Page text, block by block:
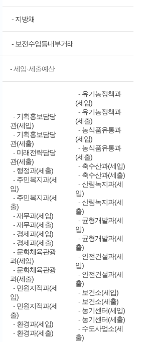
- 지방채
- 보전수입등내부거래
- 세입·세출예산
- 기획홍보담당
관(세입)
- 기획홍보담당
관(세출)
- 미래전략담당
관(세출)
- 행정과(세출)
- 주민복지과(세
입)
- 주민복지과(세
출)
-재무과(세입)
-재무과(세출)
- 경제과(세입)
- 경제과(세출)
- 문화체육관광
과(세입)
- 문화체육관광
과(세출)
- 민원지적과(세
입)
- 민원지적과(세
출)
- 환경과(세입)
- 환경과(세출)
- 유기농정책과
(세입)
- 유기농정책과
(세출)
- 농식품유통과
(세입)
- 농식품유통과
(세출)
- 축수산과(세입)
- 축수산과(세출)
-산림녹지과(세
입)
-산림녹지과(세
출)
- 균형개발과(세
입)
- 균형개발과(세
출)
- 안전건설과(세
입)
- 안전건설과(세
출)
- 보건소(세입)
- 보건소(세출)
- 농기센터(세입)
- 농기센터(세출)
- 수도사업소(세
출)